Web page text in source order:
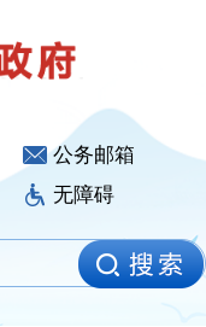
公务邮箱
无障碍